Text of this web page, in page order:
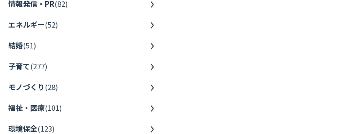
情報発信・PR(82)
エネルギー(52)
結婚(51)
子育て(277)
モノづくり(28)
福祉・医療(101)
環境保全(123)